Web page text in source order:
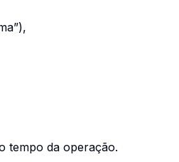
tempo da operação.